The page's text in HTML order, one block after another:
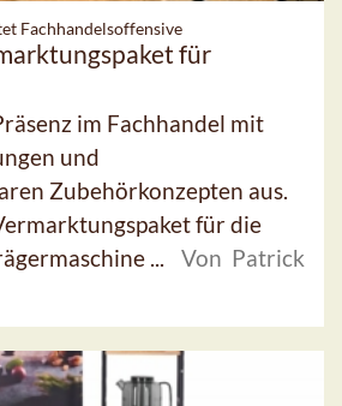
Fachhandelsoffensive
für
im Fachhandel mit
und
Zubehörkonzepten aus.
für die
...
Von Patrick